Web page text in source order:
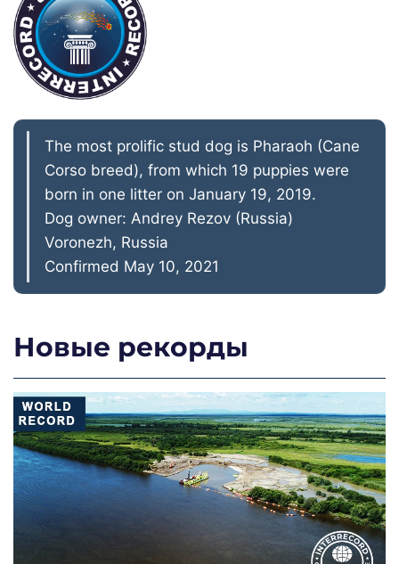
The most prolific stud dog is Pharaoh (Cane
Corso breed), from which 19 puppies were
born in one litter on January 19, 2019.
Dog owner: Andrey Rezov (Russia)
Voronezh, Russia
Confirmed May 10, 2021
Новые рекорды